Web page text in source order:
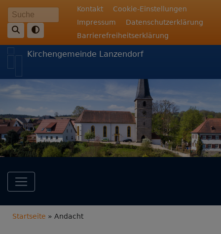
Direkt
zum
Inhalt
Suche Fußbereichsmenü
Kontakt
Cookie-Einstellungen
Impressum
Datenschutzerklärung
Barrierefreiheitserklärung
Kirchengemeinde Lanzendorf
Hauptnavigation
Breadcrumb
Startseite Andacht